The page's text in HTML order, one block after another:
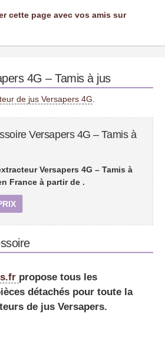
cette page avec vos amis sur
4G – Tamis à jus
de jus Versapers 4G
Versapers 4G – Tamis à
Versapers 4G – Tamis à
France à partir de .
propose tous les
détachés pour toute la
de jus Versapers.